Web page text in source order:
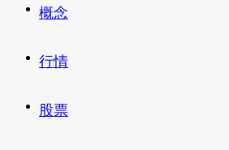
概念
行情
股票